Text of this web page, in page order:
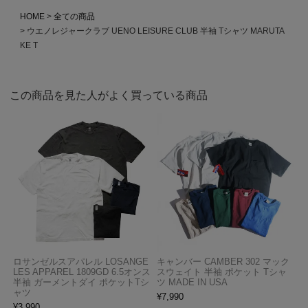
HOME
全ての商品
ウエノレジャークラブ UENO LEISURE CLUB 半袖 Tシャツ MARUTA
KE T
この商品を見た人がよく買っている商品
ロサンゼルスアパレル LOSANGE
LES APPAREL 1809GD 6.5オンス
半袖 ガーメントダイ ポケットTシ
ャツ
キャンバー CAMBER 302 マック
スウェイト 半袖 ポケット Tシャ
ツ MADE IN USA
¥7,990